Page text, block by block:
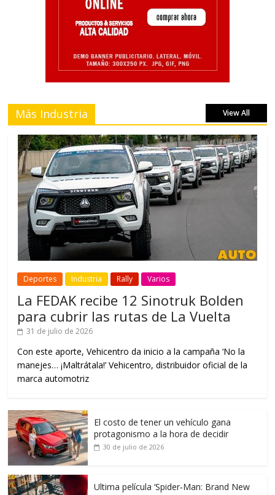
Más Industria View All
Deportes Industria Rally Varios
La FEDAK recibe 12 Sinotruk Bolden
para cubrir las rutas de La Vuelta
31 de julio de 2026
Con este aporte, Vehicentro da inicio a la campaña ‘No la
manejes… ¡Maltrátala!’ Vehicentro, distribuidor oficial de la
marca automotriz
El costo de tener un vehículo gana
protagonismo a la hora de decidir
30 de julio de 2026
Ultima película ‘Spider‑Man: Brand New